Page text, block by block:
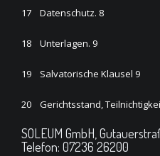
17 Datenschutz. 8
18 Unterlagen. 9
19 Salvatorische Klausel 9
20 Gerichtsstand,
SOLEUM GmbH,
Telefon: 07236 26200